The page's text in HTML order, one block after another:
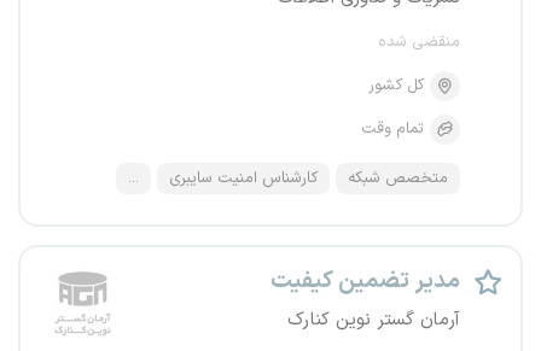
منقضی شده
کل کشور
تمام وقت
متخصص شبکه کارشناس امنیت سایبری ...
مدیر تضمین کیفیت
آرمان گستر نوین کنارک